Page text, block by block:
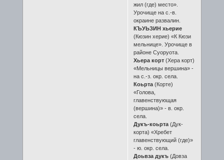
жил (где) место».
Урочище на с.-в.
окраине развалин.
КЪУЬЗИН хьерие
(Кюзин херие) «К Кюзи
мельнице». Урочище в
районе Суоруота.
Хьера корт(Хера корт)
«Мельницы вершина» -
на с.-з. окр. села.
Коьрта(Корте)
«Голова,
главенствующая
(вершина)» - в. окр.
села.
Дукъ-коьрта(Дук-
корта) «Хребет
главенствующий (где)»
- ю. окр. села.
Доьвза дукъ(Довза